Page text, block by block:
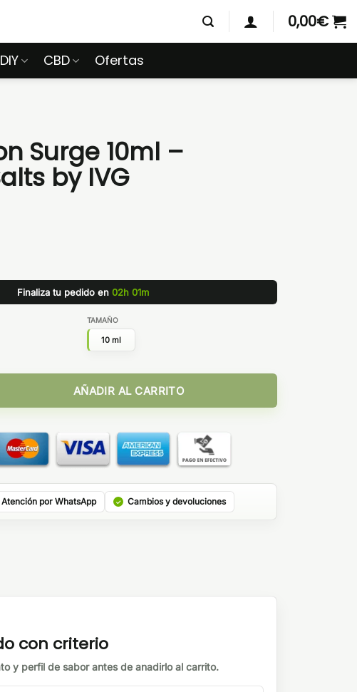
0,00€
CBD Ofertas
Surge 10ml –
by IVG
Finaliza tu pedido en 02h 01m
TAMAÑO
10 ml
- Beyond Salts by IVG cantidad
AÑADIR AL CARRITO
Atención por WhatsApp Cambios y devoluciones
con criterio
y perfil de sabor antes de anadirlo al carrito.